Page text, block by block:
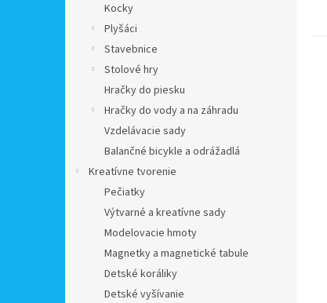
Kocky
Plyšáci
Stavebnice
Stolové hry
Hračky do piesku
Hračky do vody a na záhradu
Vzdelávacie sady
Balančné bicykle a odrážadlá
Kreatívne tvorenie
Pečiatky
Výtvarné a kreatívne sady
Modelovacie hmoty
Magnetky a magnetické tabule
Detské koráliky
Detské vyšívanie